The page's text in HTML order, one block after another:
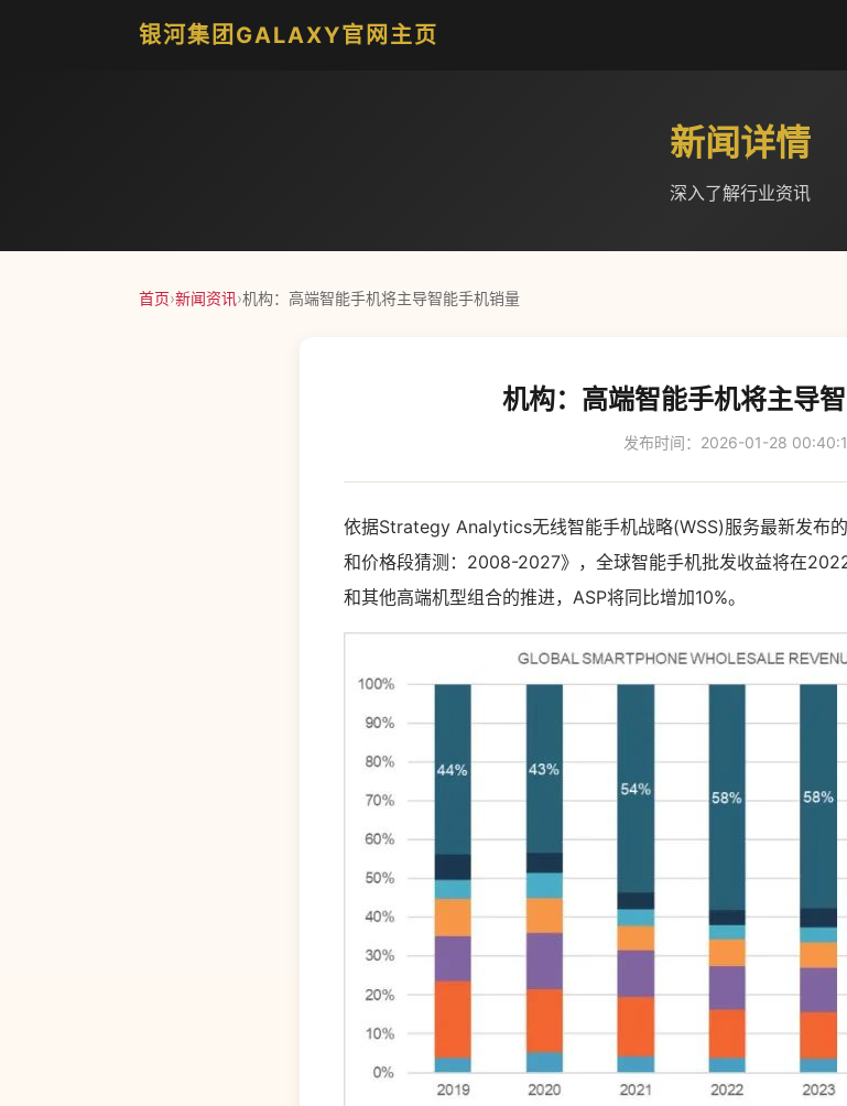
银河集团GALAXY官网主页
新闻详情
深入了解行业资讯
首页›新闻资讯›机构：高端智能手机将主导智能手机销量
机构：高端智能手机将主导
发布时间：2026-01-28
依据Strategy Analytics无线智能手机战略(WSS)服务最新发布
和价格段猜测：2008-2027》，全球智能手机批发收益将在
和其他高端机型组合的推进，ASP将同比增加10%。